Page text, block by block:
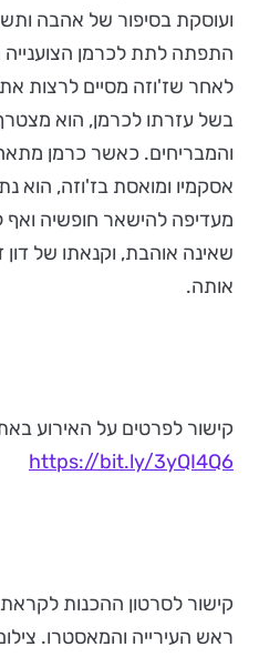
ועוסקת בסיפור של אהבה
התפתה לתת לכרמן
לאחר שז'וזה מסיים לרצות
בשל עזרתו לכרמן, הוא
והמבריחים. כאשר כרמן
אסקמיו ומואסת בז'וזה, הוא
מעדיפה להישאר חופשיה
שאינה אוהבת, וקנאתו של דון
אותה.
קישור לפרטים על האירוע
https://bit.ly/3yQI4Q6
קישור לסרטון ההכנות
ראש העירייה והמאסטרו.